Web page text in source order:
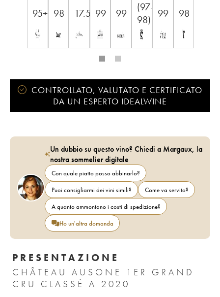
95+ 98 17.5 99 99
(97-
98)
99 98
CONTROLLATO, VALUTATO E CERTIFICATO
DA UN ESPERTO IDEALWINE
Un dubbio su questo vino? Chiedi a Margaux, la
nostra sommelier digitale
Con quale piatto posso abbinarlo?
Puoi consigliarmi dei vini simili?
Come va servito?
A quanto ammontano i costi di spedizione?
Ho un'altra domanda
PRESENTAZIONE
CHÂTEAU AUSONE 1ER GRAND
CRU CLASSÉ A 2020